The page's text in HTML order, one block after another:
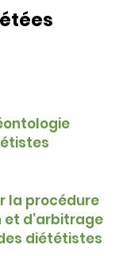
la procédure
d’arbitrage
diététistes